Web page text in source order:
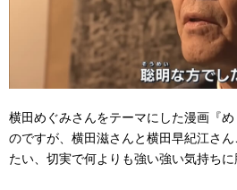
横田めぐみさんをテーマにした漫画『
のですが、横田滋さんと横田早紀江さ
たい、切実で何よりも強い強い気持ちに